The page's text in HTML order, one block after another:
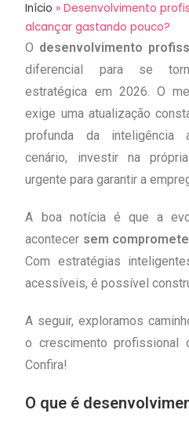
em 2026:
gastando
Início »Desenvolvimento
alcançar gastando pouco?
O desenvolvimento
diferencial para se
estratégica em 2026. O
exige uma atualização
profunda da inteligência
cenário, investir na
urgente para garantir a
A boa notícia é que a
acontecer sem
Com estratégias
acessíveis, é possível
A seguir, exploramos
o crescimento profissional
Confira!
O que é